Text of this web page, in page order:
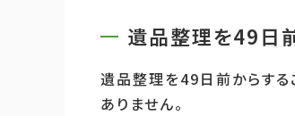
遺品整理を49日
遺品整理を49日前からする
ありません。